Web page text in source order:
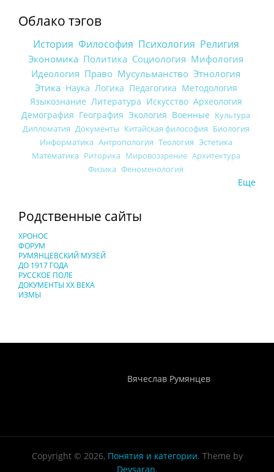
Облако тэгов
История Философия Психология Религия
Экономика Политика Социология Мифология
Идеология Право Мусульманство Этнология
Этика Наука Логика Педагогика Методология
Языкознание Литература Искусство Археология
Демография География Экология Военные Культура
Дипломатия Документы Китайская философия Биология
Информатика Антропология Теология Эстетика
Математика Риторика Мировоззрение Архитектура
Физика Феноменология
Еще
Родственные сайты
ХРОНОС
ФОРУМ
РУМЯНЦЕВСКИЙ МУЗЕЙ
ДО 1917 ГОДА
РУССКОЕ ПОЛЕ
ДОКУМЕНТЫ XX ВЕКА
ИЗМЫ
Вячеслав Румянцев
Copyright © 2026, Понятия и категории. Theme by
Devsaran.